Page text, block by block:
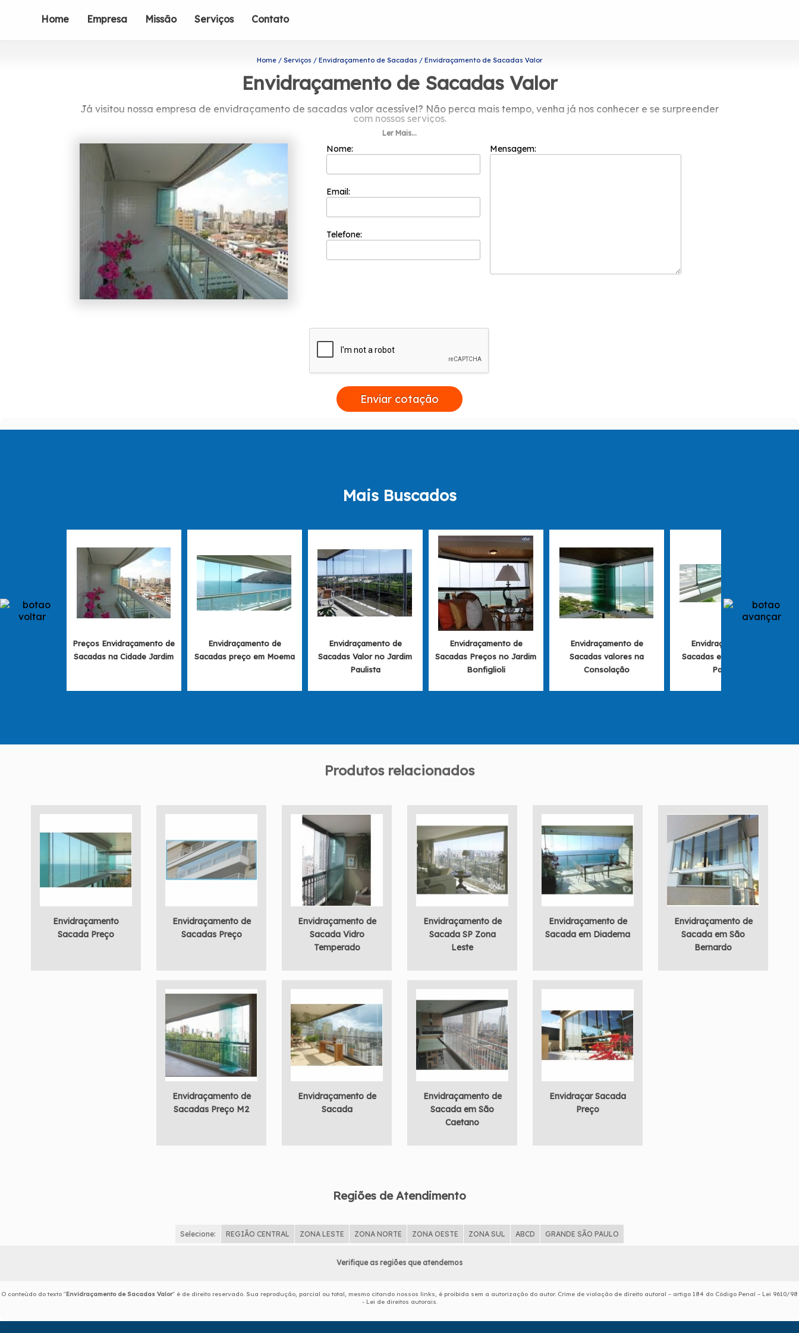
Home Empresa Missão Serviços Contato
Home Serviços Envidraçamento de Sacadas Envidraçamento de Sacadas Valor
Envidraçamento de Sacadas Valor
Já visitou nossa empresa de envidraçamento de sacadas valor acessível? Não perca mais tempo, venha já nos conhecer e se surpreender
com nossos serviços.
Com dedicação e respeito, estamos nos consolidando uma das mais renomadas e recomendadas empresas do segmento.
Ler Mais...
Nome:
Email:
Telefone:
Mensagem:
Enviar cotação
Mais Buscados
Preços Envidraçamento de
Sacadas na Cidade Jardim
Envidraçamento de
Sacadas preço em Moema
Envidraçamento de
Sacadas Valor no Jardim
Paulista
Envidraçamento de
Sacadas Preços no Jardim
Bonfiglioli
Envidraçamento de
Sacadas valores na
Consolação
Envidraçamento de
Sacadas em São Miguel
Paulista
Produtos relacionados
Envidraçamento
Sacada Preço
Envidraçamento de
Sacadas Preço
Envidraçamento de
Sacada Vidro
Temperado
Envidraçamento de
Sacada SP Zona
Leste
Envidraçamento de
Sacada em Diadema
Envidraçamento de
Sacada em São
Bernardo
Envidraçamento de
Sacadas Preço M2
Envidraçamento de
Sacada
Envidraçamento de
Sacada em São
Caetano
Envidraçar Sacada
Preço
Regiões de Atendimento
Selecione: REGIÃO CENTRAL ZONA LESTE ZONA NORTE ZONA OESTE ZONA SUL ABCD GRANDE SÃO PAULO
Verifique as regiões que atendemos
O conteúdo do texto "Envidraçamento de Sacadas Valor" é de direito reservado. Sua reprodução, parcial ou total, mesmo citando nossos links, é proibida sem a autorização do autor. Crime de violação de direito autoral – artigo 184 do Código Penal – Lei 9610/98
- Lei de direitos autorais.